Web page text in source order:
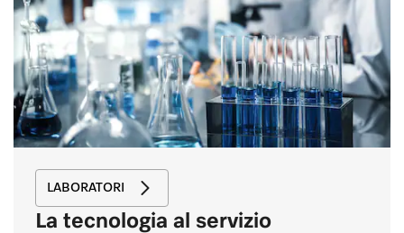
LABORATORI
La tecnologia al servizio